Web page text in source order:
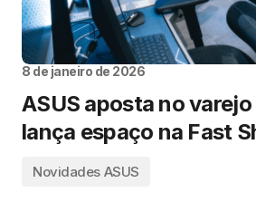
8 de janeiro de 2026
ASUS aposta no
lança espaço na Fast
Novidades ASUS